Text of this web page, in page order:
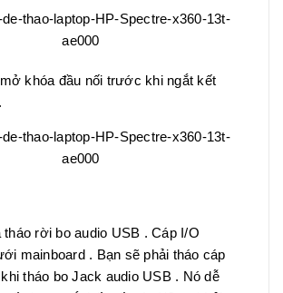
khóa đầu nối trước khi ngắt kết
tháo rời bo audio USB . Cáp I/O
mainboard . Bạn sẽ phải tháo cáp
tháo bo Jack audio USB . Nó dễ